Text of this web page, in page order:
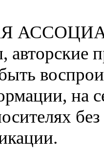
авторские
на